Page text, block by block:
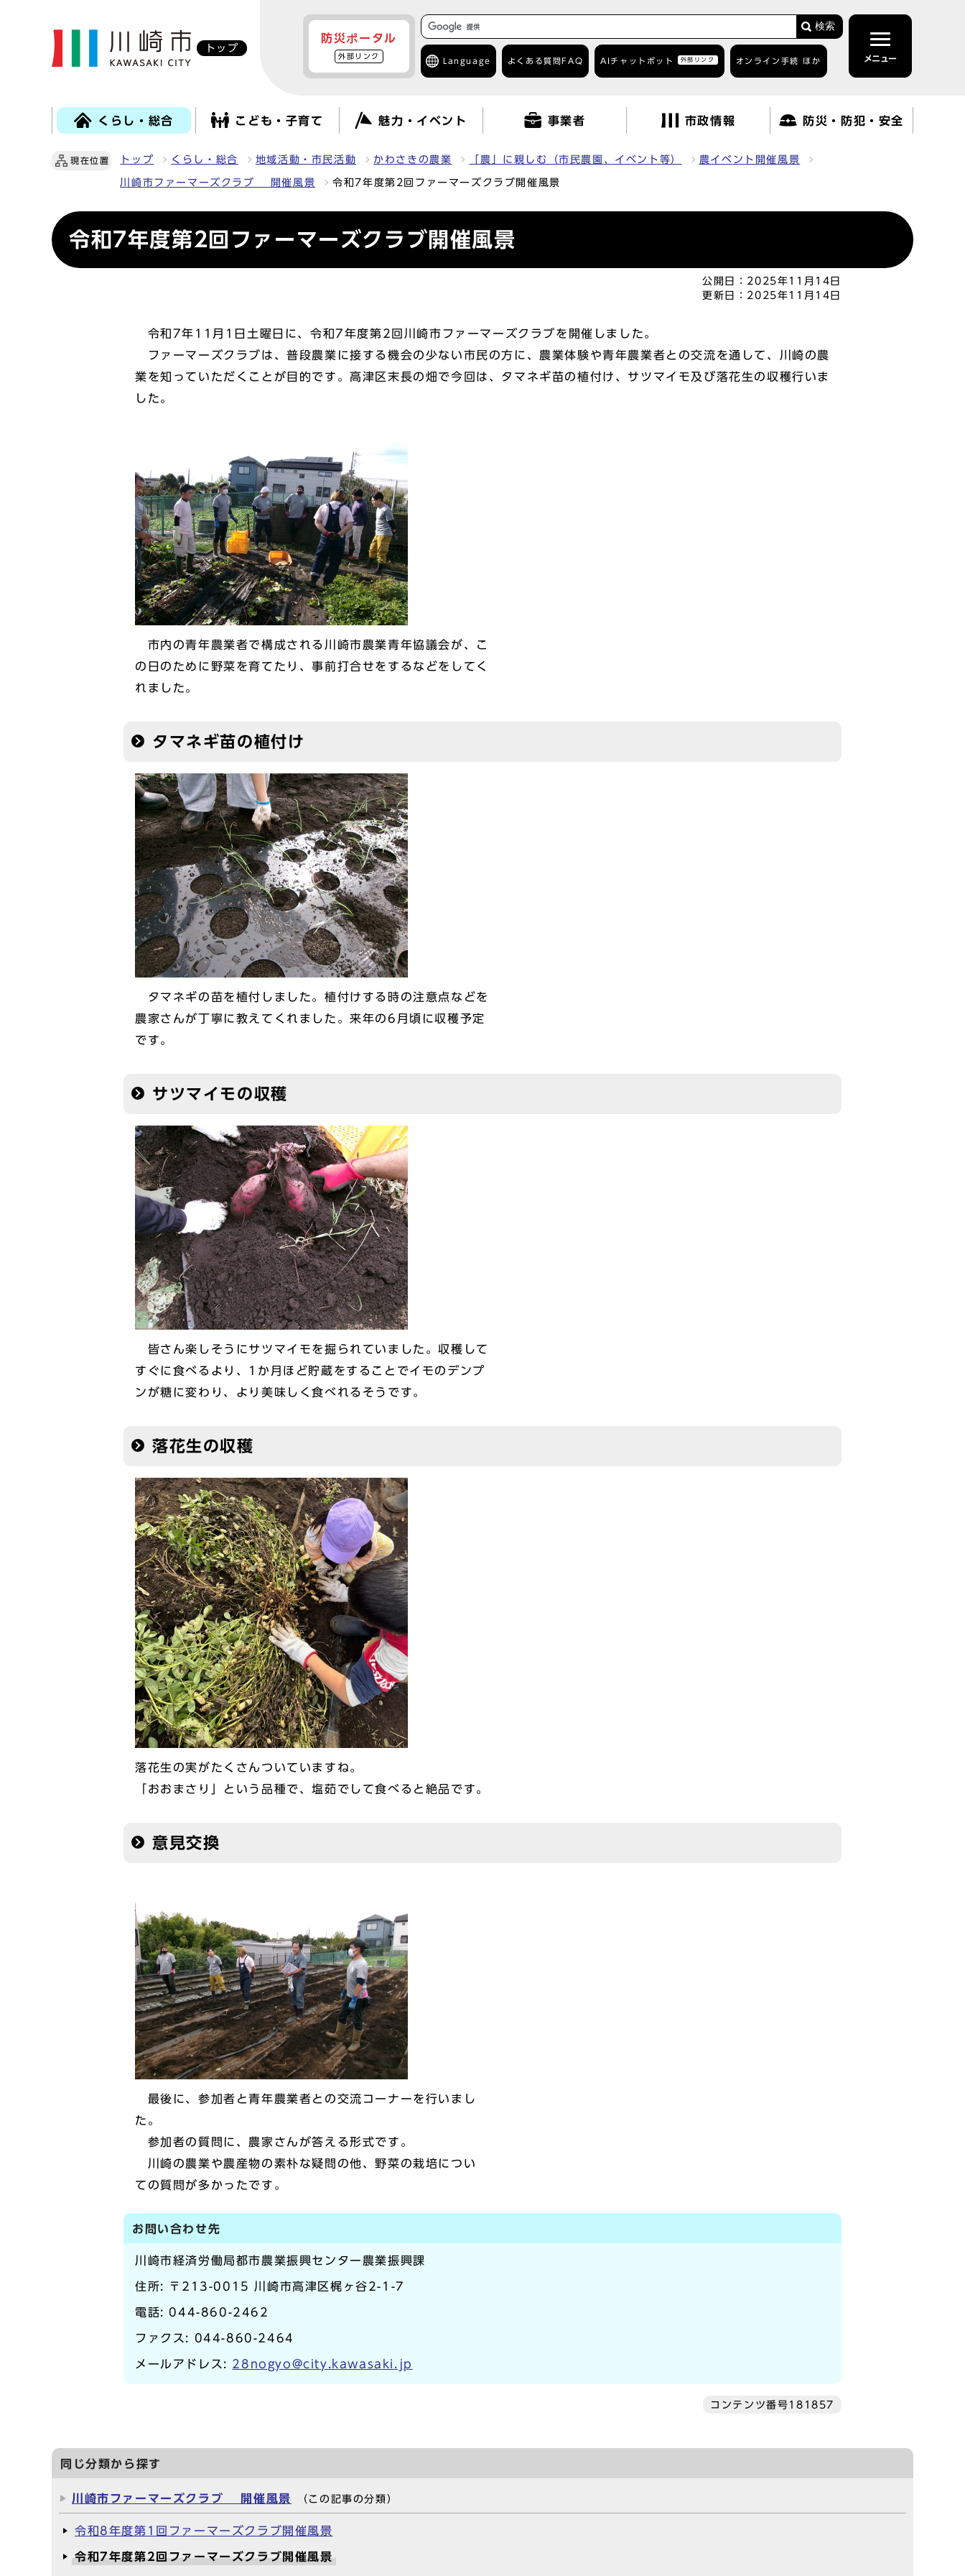
トップ
防災ポータル
外部リンク
検索
Language よくある質問 FAQ AIチャットボット 外部リンク オンライン手続 ほか メニュー
くらし・総合 こども・子育て 魅力・イベント 事業者 市政情報 防災・防犯・安全
現在位置 トップ くらし・総合 地域活動・市民活動 かわさきの農業 「農」に親しむ（市民農園、イベント等） 農イベント開催風景
川崎市ファーマーズクラブ 開催風景 令和7年度第2回ファーマーズクラブ開催風景
令和7年度第2回ファーマーズクラブ開催風景
公開日： 2025年11月14日
更新日： 2025年11月14日
令和7年11月1日土曜日に、令和7年度第2回川崎市ファーマーズクラブを開催しました。
ファーマーズクラブは、普段農業に接する機会の少ない市民の方に、農業体験や青年農業者との交流を通して、川崎の農
業を知っていただくことが目的です。高津区末長の畑で今回は、タマネギ苗の植付け、サツマイモ及び落花生の収穫行いま
した。
市内の青年農業者で構成される川崎市農業青年協議会が、こ
の日のために野菜を育てたり、事前打合せをするなどをしてく
れました。
タマネギ苗の植付け
タマネギの苗を植付しました。植付けする時の注意点などを
農家さんが丁寧に教えてくれました。来年の6月頃に収穫予定
です。
サツマイモの収穫
皆さん楽しそうにサツマイモを掘られていました。収穫して
すぐに食べるより、1か月ほど貯蔵をすることでイモのデンプ
ンが糖に変わり、より美味しく食べれるそうです。
落花生の収穫
落花生の実がたくさんついていますね。
「おおまさり」という品種で、塩茹でして食べると絶品です。
意見交換
最後に、参加者と青年農業者との交流コーナーを行いまし
た。
参加者の質問に、農家さんが答える形式です。
川崎の農業や農産物の素朴な疑問の他、野菜の栽培につい
ての質問が多かったです。
お問い合わせ先
川崎市経済労働局都市農業振興センター農業振興課
住所: 〒213-0015 川崎市高津区梶ヶ谷2-1-7
電話: 044-860-2462
ファクス: 044-860-2464
メールアドレス: 28nogyo@city.kawasaki.jp
コンテンツ番号181857
同じ分類から探す
川崎市ファーマーズクラブ 開催風景 （この記事の分類）
令和8年度第1回ファーマーズクラブ開催風景
令和7年度第2回ファーマーズクラブ開催風景